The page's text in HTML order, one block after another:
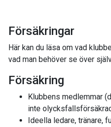
Försäkringar
Här kan du läsa om vad
vad man behöver se över
Försäkring
Klubbens medlemmar
inte
Ideella ledare, tränare,